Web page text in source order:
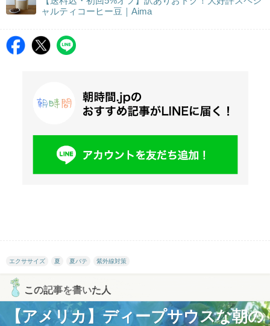
ャルティコーヒー豆｜Aima
エクササイズ 夏 夏バテ 紫外線対策
この記事を書いた人
【アメリカ】ディープサウスな朝の